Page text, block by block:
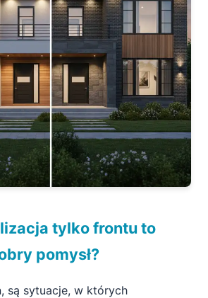
tylko frontu to
pomysł?
są sytuacje, w których